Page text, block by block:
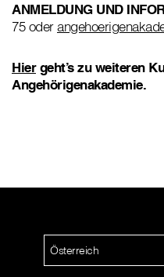
ANMELDUNG UND
75 oder
Hiergeht’s zu weiteren
Angehörigenakademie.
Österreich